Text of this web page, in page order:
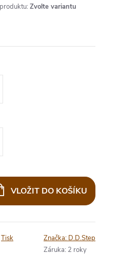
Zvolte variantu
VLOŽIT DO KOŠÍKU
Tisk Značka: D.D.Step
Záruka: 2 roky